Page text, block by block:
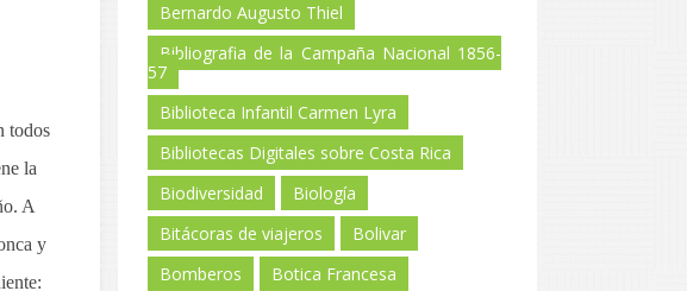
todos
la
A
y
Bernardo Augusto Thiel
Bibliografia de la Campaña Nacional 1856-
57
Biblioteca Infantil Carmen Lyra
Bibliotecas Digitales sobre Costa Rica
Biodiversidad
Biología
Bitácoras de viajeros
Bolivar
Bomberos
Botica Francesa